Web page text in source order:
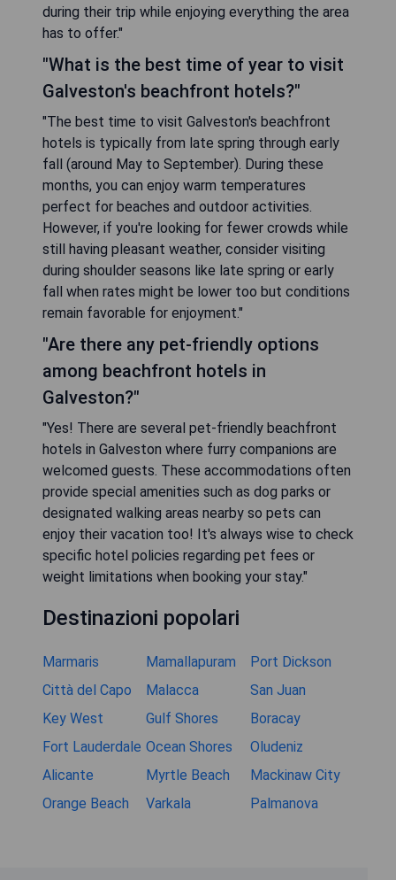
during their trip while enjoying everything the area
has to offer."
"What is the best time of year to visit
Galveston's beachfront hotels?"
"The best time to visit Galveston's beachfront
hotels is typically from late spring through early
fall (around May to September). During these
months, you can enjoy warm temperatures
perfect for beaches and outdoor activities.
However, if you're looking for fewer crowds while
still having pleasant weather, consider visiting
during shoulder seasons like late spring or early
fall when rates might be lower too but conditions
remain favorable for enjoyment."
"Are there any pet-friendly options
among beachfront hotels in
Galveston?"
"Yes! There are several pet-friendly beachfront
hotels in Galveston where furry companions are
welcomed guests. These accommodations often
provide special amenities such as dog parks or
designated walking areas nearby so pets can
enjoy their vacation too! It's always wise to check
specific hotel policies regarding pet fees or
weight limitations when booking your stay."
Destinazioni popolari
Marmaris Mamallapuram
Port Dickson
Città del Capo
Malacca
San Juan
Key West
Gulf Shores
Boracay
Fort Lauderdale Ocean Shores
Oludeniz
Alicante
Myrtle Beach
Mackinaw City
Orange Beach
Varkala Palmanova